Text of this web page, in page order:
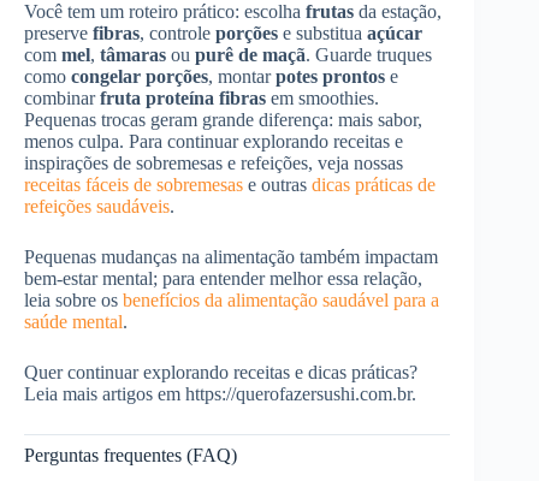
Você tem um roteiro prático: escolha frutas da estação,
preserve fibras, controle porções e substitua açúcar
com mel, tâmaras ou purê de maçã. Guarde truques
como congelar porções, montarpotes prontos e
combinarfruta proteína fibras em smoothies.
Pequenas trocas geram grande diferença: mais sabor,
menos culpa. Para continuar explorando receitas e
inspirações de sobremesas e refeições, veja nossas
receitas fáceis de sobremesas e outras dicas práticas de
refeições saudáveis.
Pequenas mudanças na alimentação também impactam
bem-estar mental; para entender melhor essa relação,
leia sobre os benefícios da alimentação saudável para a
saúde mental.
Quer continuar explorando receitas e dicas práticas?
Leia mais artigos em https://querofazersushi.com.br.
Perguntas frequentes (FAQ)